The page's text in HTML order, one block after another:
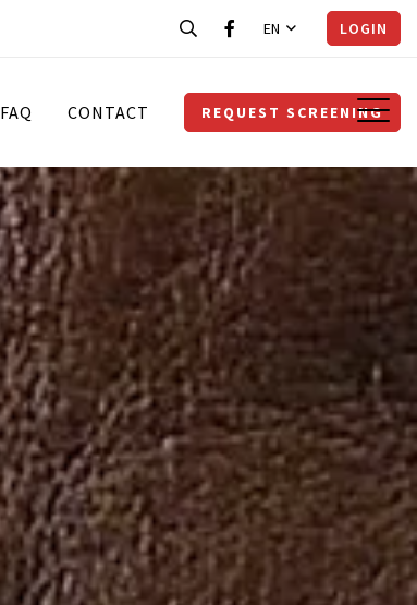
EN LOGIN
FAQ CONTACT REQUEST SCREENING